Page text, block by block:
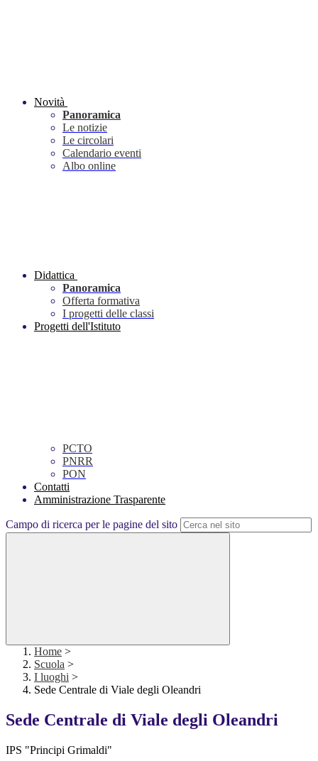
Novità
Panoramica
Le notizie
Le circolari
Calendario eventi
Albo online
Didattica
Panoramica
Offerta formativa
I progetti delle classi
Progetti dell'Istituto
PCTO
PNRR
PON
Contatti
Amministrazione Trasparente
Campo di ricerca per le pagine del sito
Home >
Scuola >
I luoghi >
Sede Centrale di Viale degli Oleandri
Sede Centrale di Viale degli Oleandri
IPS "Principi Grimaldi"